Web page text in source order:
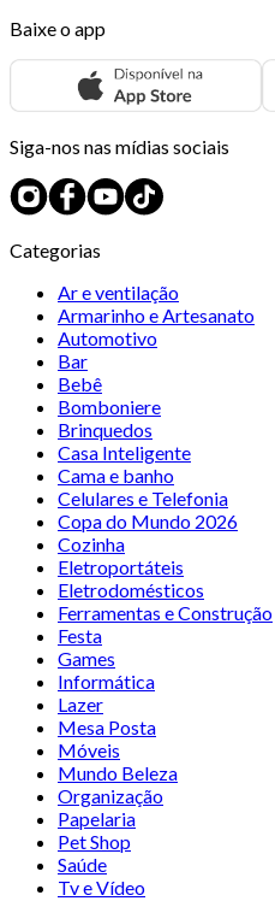
Baixe o app
Siga-nos nas mídias sociais
Categorias
Ar e ventilação
Armarinho e Artesanato
Automotivo
Bar
Bebê
Bomboniere
Brinquedos
Casa Inteligente
Cama e banho
Celulares e Telefonia
Copa do Mundo 2026
Cozinha
Eletroportáteis
Eletrodomésticos
Ferramentas e Construção
Festa
Games
Informática
Lazer
Mesa Posta
Móveis
Mundo Beleza
Organização
Papelaria
Pet Shop
Saúde
Tv e Vídeo